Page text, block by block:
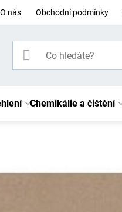
O nás Obchodní podmínky
Chemikálie a čištění